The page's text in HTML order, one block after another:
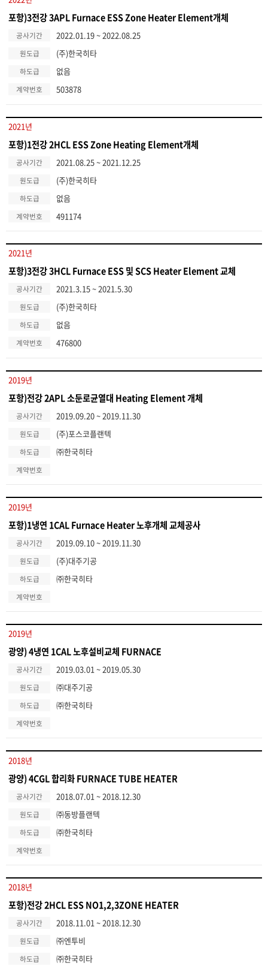
포항)3전강 3APL Furnace ESS Zone Heater Element개체
공사기간 2022.01.19 ~ 2022.08.25
원도급 (주)한국히타
하도급 없음
계약번호 503878
2021년
포항)1전강 2HCL ESS Zone Heating Element개체
공사기간 2021.08.25 ~ 2021.12.25
원도급 (주)한국히타
하도급 없음
계약번호 491174
2021년
포항)3전강 3HCL Furnace ESS 및 SCS Heater Element 교체
공사기간 2021.3.15 ~ 2021.5.30
원도급 (주)한국히타
하도급 없음
계약번호 476800
2019년
포항)전강 2APL 소둔로균열대 Heating Element 개체
공사기간 2019.09.20 ~ 2019.11.30
원도급 (주)포스코플랜텍
하도급 ㈜한국히타
계약번호
2019년
포항)1냉연 1CAL Furnace Heater 노후개체 교체공사
공사기간 2019.09.10 ~ 2019.11.30
원도급 (주)대주기공
하도급 ㈜한국히타
계약번호
2019년
광양) 4냉연 1CAL 노후설비교체 FURNACE
공사기간 2019.03.01 ~ 2019.05.30
원도급 ㈜대주기공
하도급 ㈜한국히타
계약번호
2018년
광양) 4CGL 합리화 FURNACE TUBE HEATER
공사기간 2018.07.01 ~ 2018.12.30
원도급 ㈜동방플랜텍
하도급 ㈜한국히타
계약번호
2018년
포항)전강 2HCL ESS NO1,2,3ZONE HEATER
공사기간 2018.11.01 ~ 2018.12.30
원도급 ㈜엔투비
하도급 ㈜한국히타